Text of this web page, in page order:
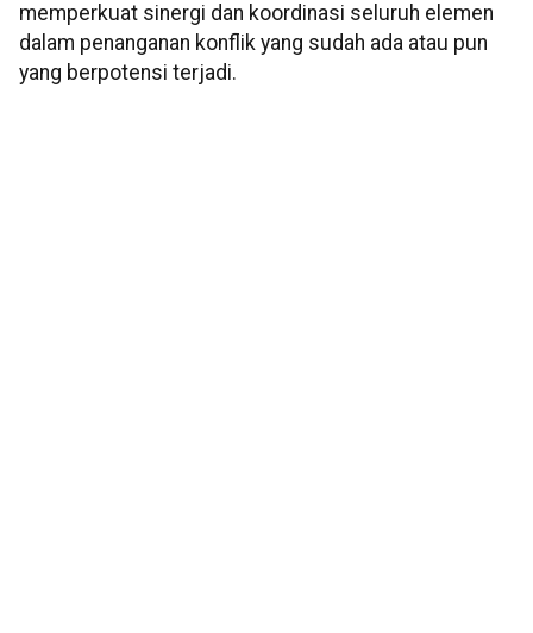
memperkuat sinergi dan koordinasi seluruh elemen
dalam penanganan konflik yang sudah ada atau pun
yang berpotensi terjadi.